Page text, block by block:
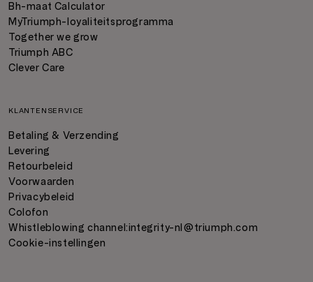
Bh-maat Calculator
MyTriumph-loyaliteitsprogramma
Together we grow
Triumph ABC
Clever Care
KLANTENSERVICE
Betaling & Verzending
Levering
Retourbeleid
Voorwaarden
Privacybeleid
Colofon
Whistleblowing channel:integrity-nl@triumph.com
Cookie-instellingen